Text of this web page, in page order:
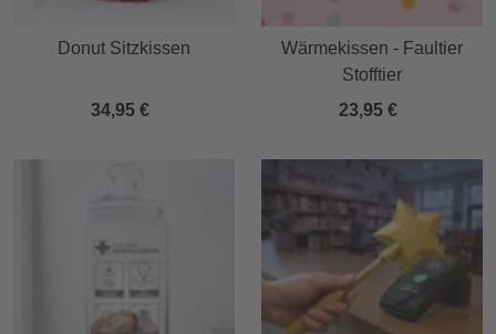
Donut Sitzkissen
34,95 €
Wärmekissen - Faultier
Stofftier
23,95 €